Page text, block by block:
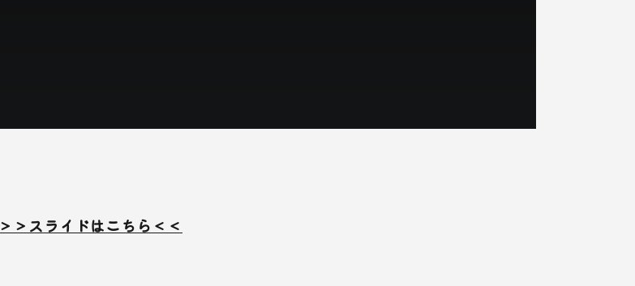
＞＞スライドはこちら＜＜